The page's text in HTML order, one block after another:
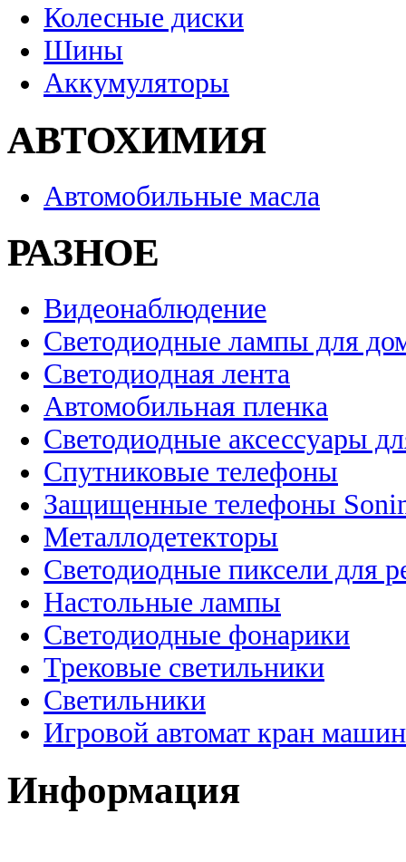
Колесные диски
Шины
Аккумуляторы
АВТОХИМИЯ
Автомобильные масла
РАЗНОЕ
Видеонаблюдение
Светодиодные лампы для
Светодиодная лента
Автомобильная пленка
Светодиодные аксессуары
Спутниковые телефоны
Защищенные телефоны
Металлодетекторы
Светодиодные пиксели для
Настольные лампы
Светодиодные фонарики
Трековые светильники
Светильники
Игровой автомат кран
Информация